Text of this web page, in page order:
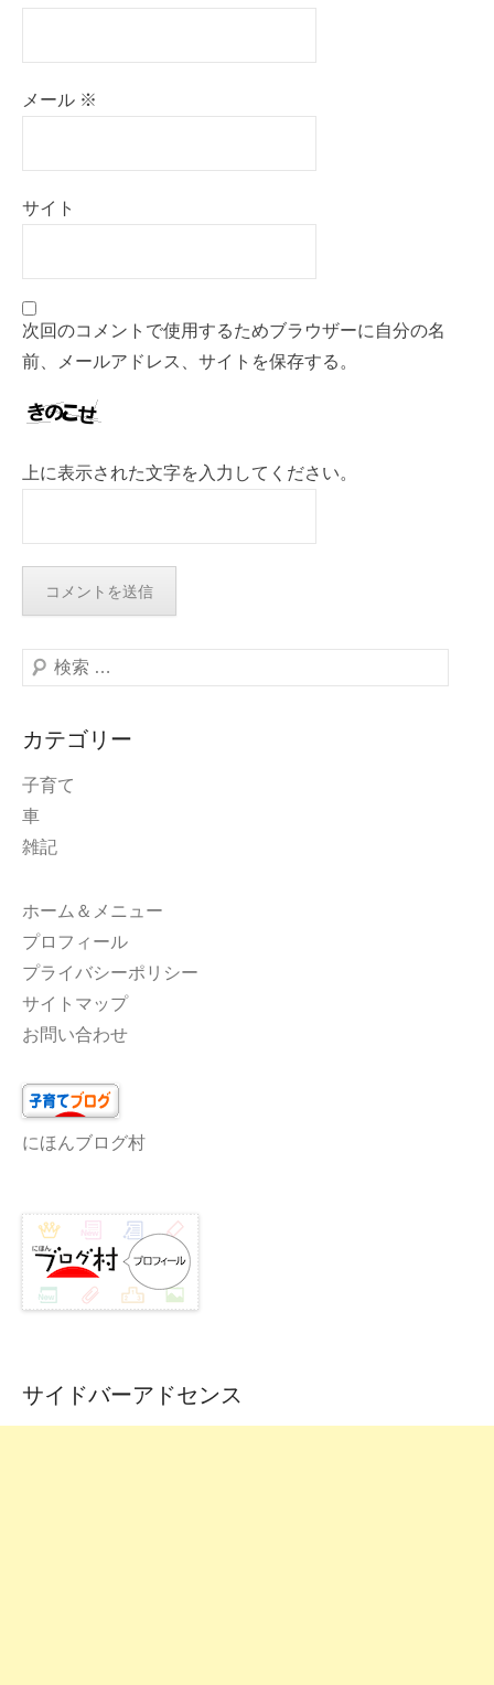
メール ※
サイト
次回のコメントで使用するためブラウザーに自分の名
前、メールアドレス、サイトを保存する。
上に表示された文字を入力してください。
検
カテゴリー
子育て
車
雑記
ホーム＆メニュー
プロフィール
プライバシーポリシー
サイトマップ
お問い合わせ
にほんブログ村
サイドバーアドセンス